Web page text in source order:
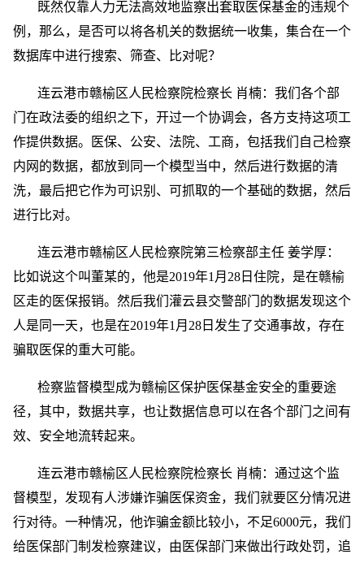
既然仅靠人力无法高效地监察出套取医保基金的违规个
例，那么，是否可以将各机关的数据统一收集，集合在一个
数据库中进行搜索、筛查、比对呢？
连云港市赣榆区人民检察院检察长 肖楠：我们各个部
门在政法委的组织之下，开过一个协调会，各方支持这项工
作提供数据。医保、公安、法院、工商，包括我们自己检察
内网的数据，都放到同一个模型当中，然后进行数据的清
洗，最后把它作为可识别、可抓取的一个基础的数据，然后
进行比对。
连云港市赣榆区人民检察院第三检察部主任 姜学厚：
比如说这个叫董某的，他是2019年1月28日住院，是在赣榆
区走的医保报销。然后我们灌云县交警部门的数据发现这个
人是同一天，也是在2019年1月28日发生了交通事故，存在
骗取医保的重大可能。
检察监督模型成为赣榆区保护医保基金安全的重要途
径，其中，数据共享，也让数据信息可以在各个部门之间有
效、安全地流转起来。
连云港市赣榆区人民检察院检察长 肖楠：通过这个监
督模型，发现有人涉嫌诈骗医保资金，我们就要区分情况进
行对待。一种情况，他诈骗金额比较小，不足6000元，我们
给医保部门制发检察建议，由医保部门来做出行政处罚，追